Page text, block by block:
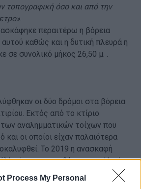
Process My Personal
τοπογραφική όσο και από την
περαιτέρω η βόρεια
καθώς και η δυτική πλευρά η
σε συνολικό μήκος 26,50 μ. .
οι δύο δρόμοι στα βόρεια
Εκτός από το κτίριο
αναλημματικών τοίχων που
και οι οποίοι είχαν παλαιότερα
Το 2019 η ανασκαφή
έκταση στα βόρεια του Ηραίου.
αρχαιότητες είτε ως στρώματα
τοίχοι άλλου κτιρίου.